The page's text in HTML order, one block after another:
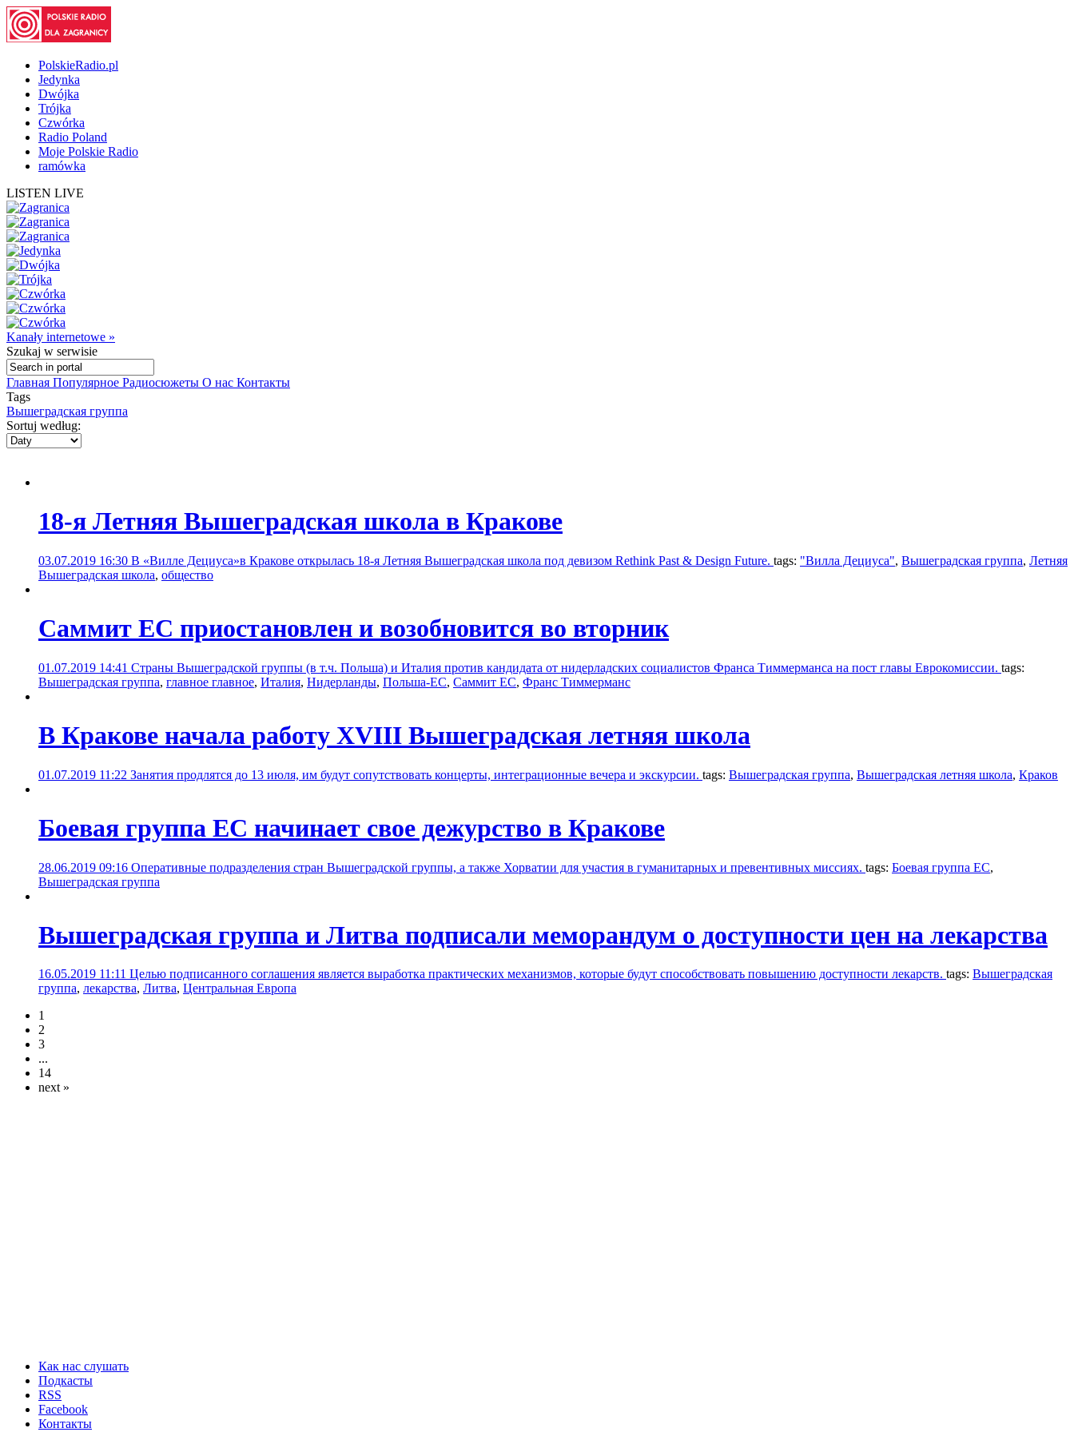
PolskieRadio.pl
Jedynka
Dwójka
Trójka
Czwórka
Radio Poland
Moje Polskie Radio
ramówka
LISTEN LIVE
Kanały internetowe »
Szukaj w serwisie
Главная Популярное Радиосюжеты О нас Контакты
Tags
Вышеградская группа
Sortuj według:
18-я Летняя Вышеградская школа в Кракове
03.07.2019 16:30 В «Вилле Дециуса»в Кракове открылась 18-я Летняя Вышеградская школа под девизом Rethink Past & Design Future. tags: "Вилла Дециуса", Вышеградская группа, Летняя
Вышеградская школа, общество
Саммит ЕС приостановлен и возобновится во вторник
01.07.2019 14:41 Страны Вышеградской группы (в т.ч. Польша) и Италия против кандидата от нидерладских социалистов Франса Тиммерманса на пост главы Еврокомиссии. tags:
Вышеградская группа, главное главное, Италия, Нидерланды, Польша-ЕС, Саммит ЕС, Франс Тиммерманс
В Кракове начала работу XVIII Вышеградская летняя школа
01.07.2019 11:22 Занятия продлятся до 13 июля, им будут сопутствовать концерты, интеграционные вечера и экскурсии. tags: Вышеградская группа, Вышеградская летняя школа, Краков
Боевая группа ЕС начинает свое дежурство в Кракове
28.06.2019 09:16 Оперативные подразделения стран Вышеградской группы, а также Хорватии для участия в гуманитарных и превентивных миссиях. tags: Боевая группа ЕС,
Вышеградская группа
Вышеградская группа и Литва подписали меморандум о доступности цен на лекарства
16.05.2019 11:11 Целью подписанного соглашения является выработка практических механизмов, которые будут способствовать повышению доступности лекарств. tags: Вышеградская
группа, лекарства, Литва, Центральная Европа
1
2
3
...
14
next »
Как нас слушать
Подкасты
RSS
Facebook
Контакты